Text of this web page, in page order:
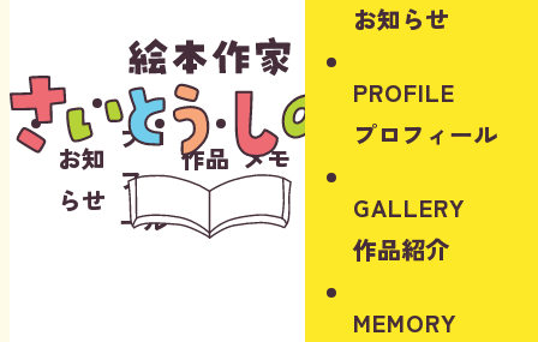
お知
らせ
プロ
フィ
ール
作品
紹介
メモ
リー
お知らせ
PROFILE
プロフィール
GALLERY
作品紹介
MEMORY